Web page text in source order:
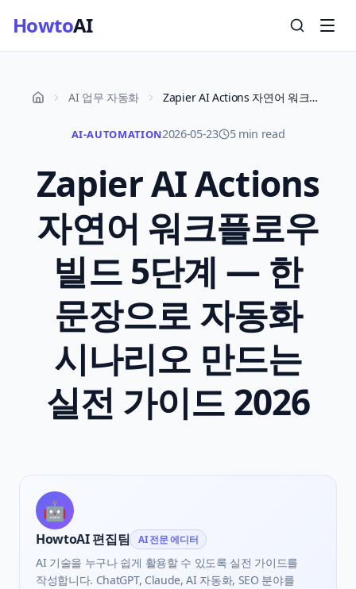
HowtoAI
AI 업무 자동화 Zapier AI Actions 자연어 워크플로우 빌드 5단계 — 한 문장으로 자동화 시나리오 만드는 실전 가이드 2026
AI-AUTOMATION2026-05-23 5 min read
Zapier AI Actions
자연어 워크플로우
빌드 5단계 — 한
문장으로 자동화
시나리오 만드는
실전 가이드 2026
🤖
HowtoAI 편집팀 AI 전문 에디터
AI 기술을 누구나 쉽게 활용할 수 있도록 실전 가이드를
작성합니다. ChatGPT, Claude, AI 자동화, SEO 분야를